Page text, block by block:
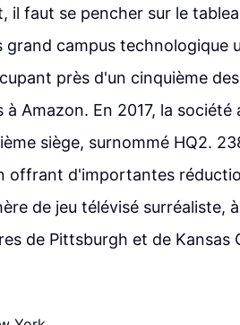
il faut se pencher sur le
grand campus technologique
près d'un cinquième
Amazon. En 2017, la société
siège, surnommé HQ2.
offrant d'importantes
de jeu télévisé surréaliste,
de Pittsburgh et de Kansas